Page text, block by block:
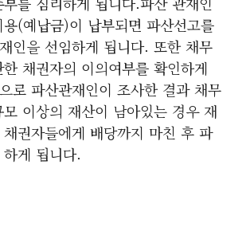
(예납금)이 납부되면 파산선고를
인을 선임하게 됩니다. 또한 채무
채권자의 이의여부를 확인하게
로 파산관재인이 조사한 결과 채무
이상의 재산이 남아있는 경우 재
권자들에게 배당까지 마친 후 파
게 됩니다.